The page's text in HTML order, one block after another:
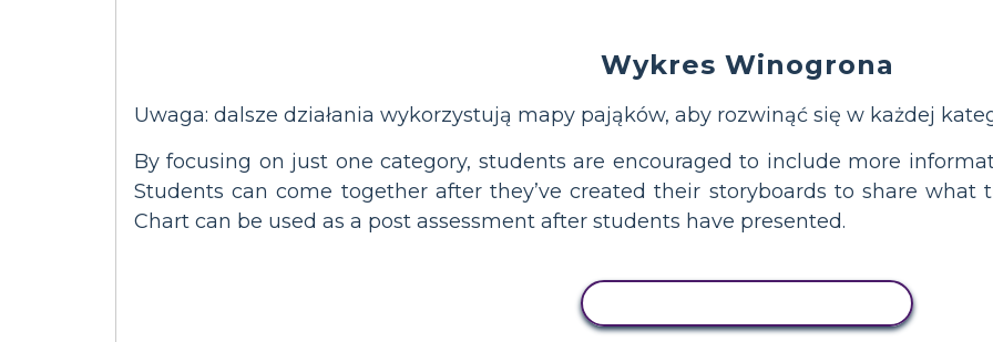
Wykres Winogrona
Uwaga: dalsze działania wykorzystują mapy pająków, aby rozwinąć się w każdej
By focusing on just one category, students are encouraged to include more
Students can come together after they’ve created their storyboards to share what
Chart can be used as a post assessment after students have presented.